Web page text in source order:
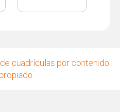
cuadrículas por contenido